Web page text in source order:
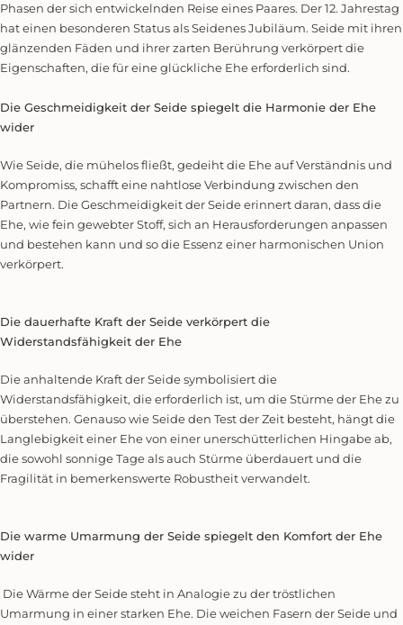
Phasen der sich entwickelnden Reise eines Paares. Der 12. Jahrestag
hat einen besonderen Status als Seidenes Jubiläum. Seide mit ihren
glänzenden Fäden und ihrer zarten Berührung verkörpert die
Eigenschaften, die für eine glückliche Ehe erforderlich sind.
Die Geschmeidigkeit der Seide spiegelt die Harmonie der Ehe
wider
Wie Seide, die mühelos fließt, gedeiht die Ehe auf Verständnis und
Kompromiss, schafft eine nahtlose Verbindung zwischen den
Partnern. Die Geschmeidigkeit der Seide erinnert daran, dass die
Ehe, wie fein gewebter Stoff, sich an Herausforderungen anpassen
und bestehen kann und so die Essenz einer harmonischen Union
verkörpert.
Die dauerhafte Kraft der Seide verkörpert die
Widerstandsfähigkeit der Ehe
Die anhaltende Kraft der Seide symbolisiert die
Widerstandsfähigkeit, die erforderlich ist, um die Stürme der Ehe zu
überstehen. Genauso wie Seide den Test der Zeit besteht, hängt die
Langlebigkeit einer Ehe von einer unerschütterlichen Hingabe ab,
die sowohl sonnige Tage als auch Stürme überdauert und die
Fragilität in bemerkenswerte Robustheit verwandelt.
Die warme Umarmung der Seide spiegelt den Komfort der Ehe
wider
Die Wärme der Seide steht in Analogie zu der tröstlichen
Umarmung in einer starken Ehe. Die weichen Fasern der Seide und